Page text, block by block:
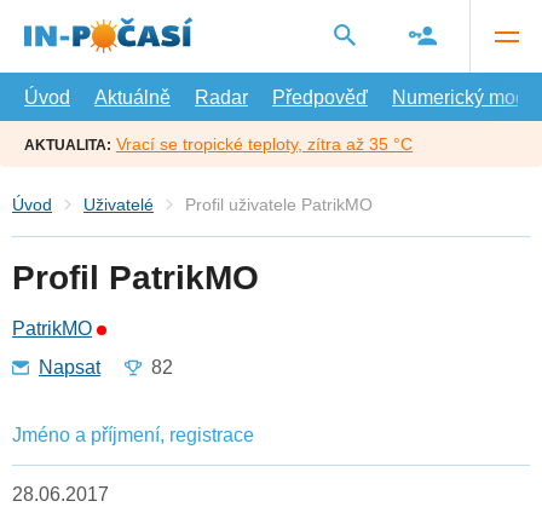
hlavní
Úvod
Aktuálně Radar Předpověď Numerický model
AKTUALITA: Vrací se tropické teploty, zítra až 35 °C
Úvod Uživatelé Profil uživatele PatrikMO
Profil PatrikMO
PatrikMO
Napsat
82
Jméno a příjmení, registrace
28.06.2017